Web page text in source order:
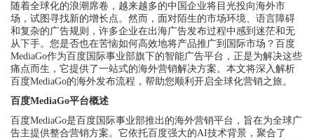
随着全球化的浪潮席卷，越来越多的中国企业将目光投向海外市
场，试图寻找新的增长点。然而，面对陌生的市场环境、语言障碍
和复杂的广告规则，许多企业在出海广告发布过程中感到迷茫和无
从下手。您是否也在苦恼如何高效地将产品推广到国际市场？百度
MediaGo作为百度国际事业部旗下的智能广告平台，正是为解决这些
痛点而生，它提供了一站式的海外营销解决方案。本文将深入解析
百度MediaGo的海外发布流程，帮助您顺利开启全球化营销之旅。
百度MediaGo平台概述
百度MediaGo是百度国际事业部推出的海外营销平台，旨在为全球广
告主提供整合营销方案。它依托百度强大的AI技术背景，聚合了